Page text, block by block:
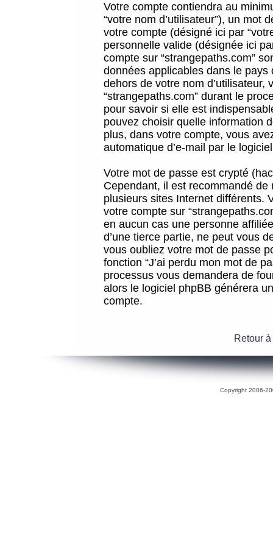
Votre compte contiendra au
“votre nom d’utilisateur”), un mot
votre compte (désigné ici par
personnelle valide (désignée ici
compte sur “strangepaths.com”
données applicables dans le
dehors de votre nom
“strangepaths.com” durant le
pour savoir si elle est
pouvez choisir quelle information
plus, dans votre compte, vous
automatique d’e-mail par le
Votre mot de passe est crypté
Cependant, il est recommandé
plusieurs sites Internet différents.
votre compte sur
en aucun cas une personne
d’une tierce partie, ne peut vous
vous oubliez votre mot de passe
fonction “J’ai perdu mon mot de
processus vous demandera de
alors le logiciel phpBB générera
compte.
Retour
Copyright 2006-